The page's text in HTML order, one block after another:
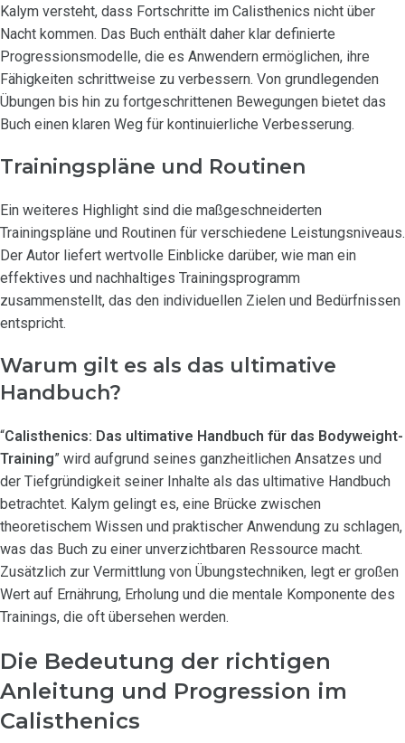
Kalym versteht, dass Fortschritte im Calisthenics nicht über
Nacht kommen. Das Buch enthält daher klar definierte
Progressionsmodelle, die es Anwendern ermöglichen, ihre
Fähigkeiten schrittweise zu verbessern. Von grundlegenden
Übungen bis hin zu fortgeschrittenen Bewegungen bietet das
Buch einen klaren Weg für kontinuierliche Verbesserung.
Trainingspläne und Routinen
Ein weiteres Highlight sind die maßgeschneiderten
Trainingspläne und Routinen für verschiedene Leistungsniveaus.
Der Autor liefert wertvolle Einblicke darüber, wie man ein
effektives und nachhaltiges Trainingsprogramm
zusammenstellt, das den individuellen Zielen und Bedürfnissen
entspricht.
Warum gilt es als das ultimative
Handbuch?
“Calisthenics: Das ultimative Handbuch für das Bodyweight-
Training” wird aufgrund seines ganzheitlichen Ansatzes und
der Tiefgründigkeit seiner Inhalte als das ultimative Handbuch
betrachtet. Kalym gelingt es, eine Brücke zwischen
theoretischem Wissen und praktischer Anwendung zu schlagen,
was das Buch zu einer unverzichtbaren Ressource macht.
Zusätzlich zur Vermittlung von Übungstechniken, legt er großen
Wert auf Ernährung, Erholung und die mentale Komponente des
Trainings, die oft übersehen werden.
Die Bedeutung der richtigen
Anleitung und Progression im
Calisthenics